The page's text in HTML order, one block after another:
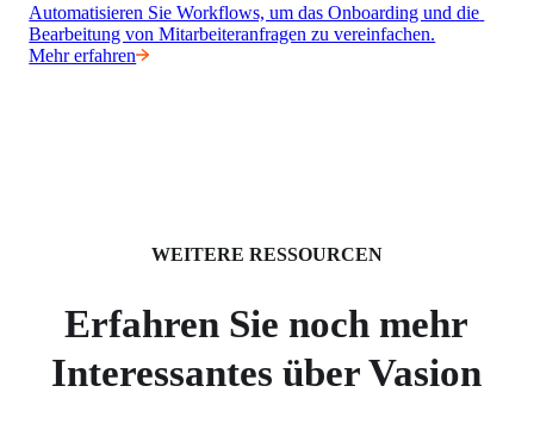
Automatisieren Sie Workflows, um das Onboarding und die
Bearbeitung von Mitarbeiteranfragen zu vereinfachen.
Mehr erfahren
WEITERE RESSOURCEN
Erfahren Sie noch mehr
Interessantes über Vasion